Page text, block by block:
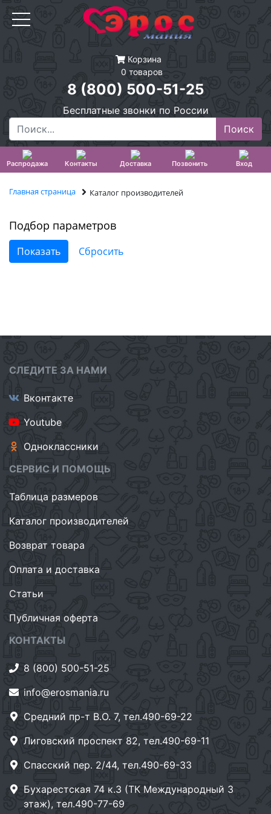
Корзина
0 товаров
8 (800) 500-51-25
Бесплатные звонки по России
Распродажа Контакты Доставка Позвонить Вход
Главная страница Каталог производителей
Подбор параметров
СЛЕДИТЕ ЗА НАМИ
Вконтакте
Youtube
Одноклассники
СЕРВИС И ПОМОЩЬ
Таблица размеров
Каталог производителей
Возврат товара
Оплата и доставка
Статьи
Публичная оферта
КОНТАКТЫ
8 (800) 500-51-25
info@erosmania.ru
Средний пр-т В.О. 7, тел.490-69-22
Лиговский проспект 82, тел.490-69-11
Спасский пер. 2/44, тел.490-69-33
Бухарестская 74 к.3 (ТК Международный 3
этаж), тел.490-77-69